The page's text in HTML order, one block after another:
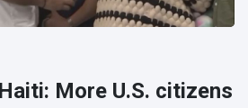
More U.S. citizens